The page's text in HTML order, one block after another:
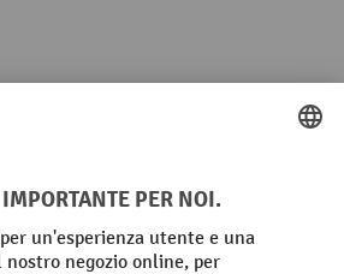
Vendita
dei dati Impronta